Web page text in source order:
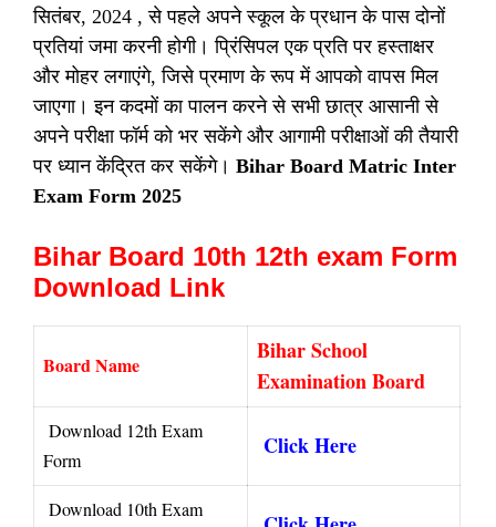
सितंबर, 2024 , से पहले अपने स्कूल के प्रधान के पास दोनों
प्रतियां जमा करनी होगी। प्रिंसिपल एक प्रति पर हस्ताक्षर
और मोहर लगाएंगे, जिसे प्रमाण के रूप में आपको वापस मिल
जाएगा। इन कदमों का पालन करने से सभी छात्र आसानी से
अपने परीक्षा फॉर्म को भर सकेंगे और आगामी परीक्षाओं की तैयारी
पर ध्यान केंद्रित कर सकेंगे। Bihar Board Matric Inter
Exam Form 2025
Bihar Board 10th 12th exam Form
Download Link
Board Name
Bihar School
Examination Board
Download 12th Exam
Form
Click Here
Download 10th Exam